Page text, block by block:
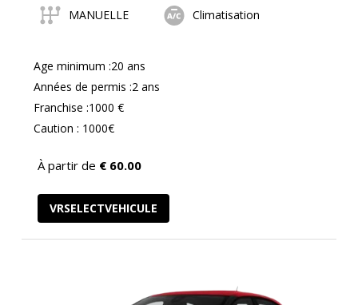
MANUELLE Climatisation
Age minimum :20 ans
Années de permis :2 ans
Franchise :1000 €
Caution : 1000€
À partir de € 60.00
VRSELECTVEHICULE